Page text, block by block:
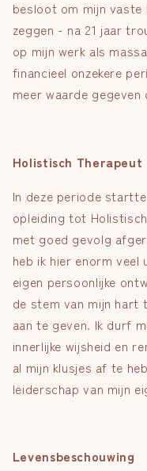
besloot om mijn
zeggen - na 21 jaar
op mijn werk als
financieel onzekere
meer waarde
Holistisch Therapeut
In deze periode
opleiding tot
met goed gevolg
heb ik hier enorm veel
eigen persoonlijke
de stem van mijn hart
aan te geven. Ik durf
innerlijke wijsheid en
al mijn klusjes af te
leiderschap van mijn
Levensbeschouwing